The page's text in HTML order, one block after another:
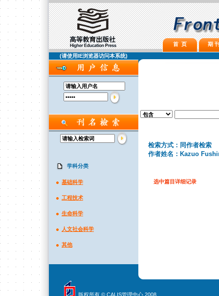
首 页 期
(请使用IE浏览器访问本系统)
学科分类
基础科学
工程技术
生命科学
人文社会科学
其他
检索方式：同作者检索
作者姓名：Kazuo
选中篇目详细记录
版权所有 © CALIS管理中心 2008